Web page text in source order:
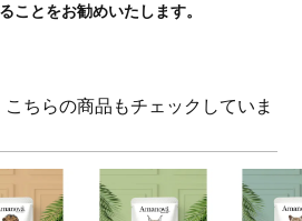
ことをお勧めいたします。
ちらの商品もチェックしていま